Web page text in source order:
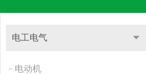
电工电气
电动机